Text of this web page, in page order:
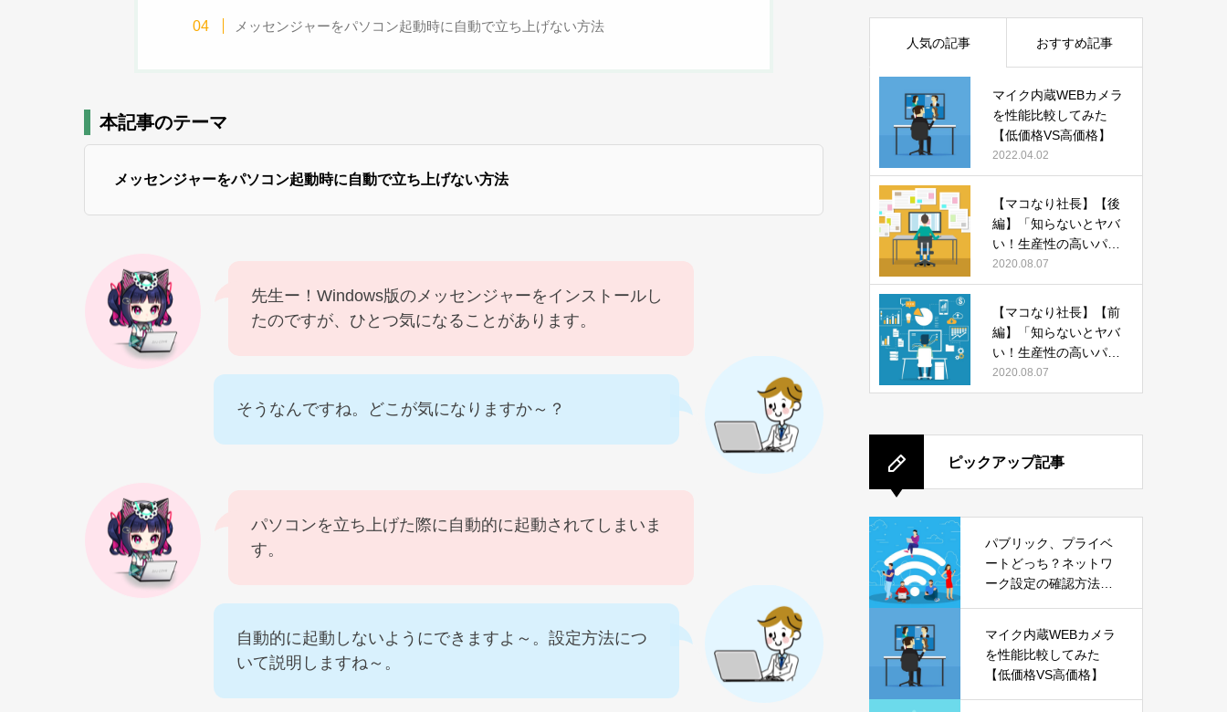
メッセンジャーをパソコン起動時に自動で立ち上げない方法
本記事のテーマ
メッセンジャーをパソコン起動時に自動で立ち上げない方法
先生ー！Windows版のメッセンジャーをインストールし
たのですが、ひとつ気になることがあります。
そうなんですね。どこが気になりますか～？
パソコンを立ち上げた際に自動的に起動されてしまいま
す。
自動的に起動しないようにできますよ～。設定方法につ
いて説明しますね～。
人気の記事 おすすめ記事
マイク内蔵WEBカメラ
を性能比較してみた
【低価格VS高価格】
2022.04.02
【マコなり社長】【後
編】「知らないとヤバ
い！生産性の高いパソ
コンの使い方 13選」
をまとめてみた
2020.08.07
【マコなり社長】【前
編】「知らないとヤバ
い！生産性の高いパソ
コンの使い方 13選」
をまとめてみた
2020.08.07
ピックアップ記事
パブリック、プライベ
ートどっち？ネットワ
ーク設定の確認方法も
マイク内蔵WEBカメラ
を性能比較してみた
【低価格VS高価格】